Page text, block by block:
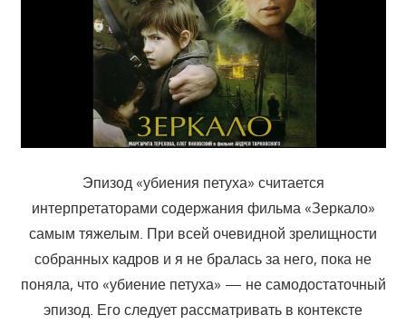
Эпизод «убиения петуха» считается
интерпретаторами содержания фильма «Зеркало»
самым тяжелым. При всей очевидной зрелищности
собранных кадров и я не бралась за него, пока не
поняла, что «убиение петуха» — не самодостаточный
эпизод. Его следует рассматривать в контексте